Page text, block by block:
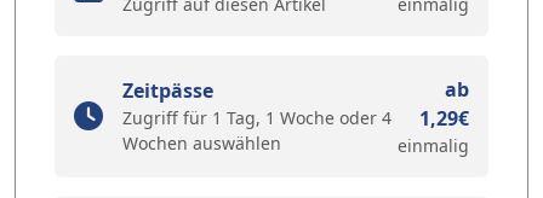
Zeitpässe
Zugriff für 1 Tag, 1 Woche oder 4
Wochen auswählen
ab
1,29€
einmalig